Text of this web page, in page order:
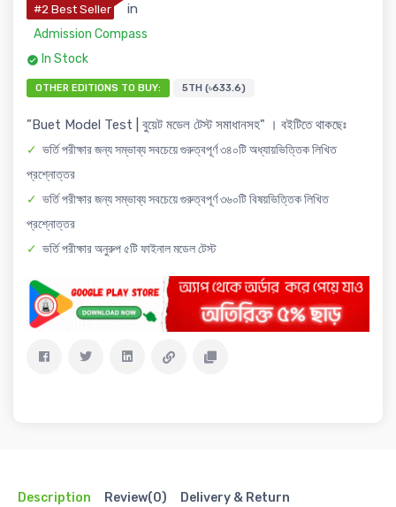
#2 Best Seller in
Admission Compass
In Stock
OTHER EDITIONS TO BUY: 5TH (৳633.6)
”Buet Model Test | বুয়েট মডেল টেস্ট সমাধানসহ" । বইটিতে থাকছেঃ
ভর্তি পরীক্ষার জন্য সম্ভাব্য সবচেয়ে গুরুত্বপূর্ণ ৩৪০টি অধ্যায়ভিত্তিক লিখিত
প্রশ্নোত্তর
ভর্তি পরীক্ষার জন্য সম্ভাব্য সবচেয়ে গুরুত্বপূর্ণ ৩৬০টি বিষয়ভিত্তিক লিখিত
প্রশ্নোত্তর
ভর্তি পরীক্ষার অনুরুপ ৫টি ফাইনাল মডেল টেস্ট
Description Review(0) Delivery & Return